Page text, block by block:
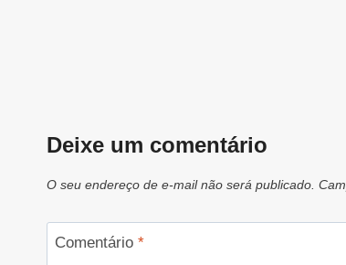
Deixe um comentário
O seu endereço de e-mail não será publicado.
Comentário *